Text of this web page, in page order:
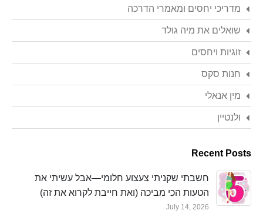
מדריכי יחסים ומאמרי הדרכה
שואלים את מיה גולד
זוגיות ויחסים
חנות סקס
מין אנאלי
ולנטיין
Recent Posts
חשבתי שקניתי צעצוע חלומי—אבל עשיתי את
הטעות הכי מביכה (ואת חייבת לקרוא את זה)
July 14, 2026